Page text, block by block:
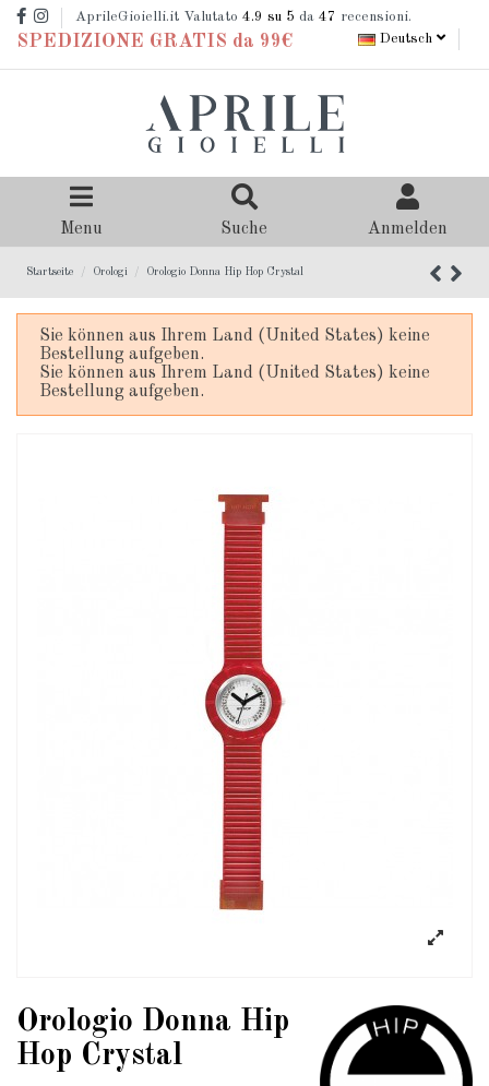
AprileGioielli.it Valutato 4.9 su 5 da 47 recensioni.
SPEDIZIONE GRATIS da 99€ Deutsch
Menu Suche Anmelden
Startseite Orologi Orologio Donna Hip Hop Crystal
Sie können aus Ihrem Land (United States) keine
Bestellung aufgeben.
Sie können aus Ihrem Land (United States) keine
Bestellung aufgeben.
Orologio Donna Hip
Hop Crystal